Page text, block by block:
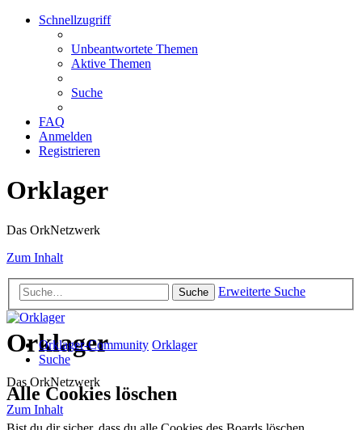
Schnellzugriff
Unbeantwortete Themen
Aktive Themen
Suche
FAQ
Anmelden
Registrieren
Orklager
Das OrkNetzwerk
Zum Inhalt
Suche Erweiterte Suche
Orklager
Das OrkNetzwerk
Zum Inhalt
Orklager-Community Orklager
Suche
Alle Cookies löschen